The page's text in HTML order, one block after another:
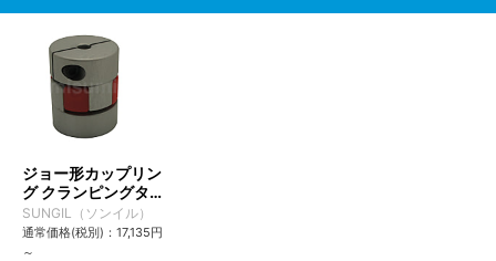
ジョー形カップリン
グ クランピングタイ
プ SJC・SJCA・
SJCB
SUNGIL（ソンイル）
通常価格(税別)： 17,135円
～